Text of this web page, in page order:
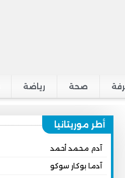
صحة رياضة
أطر موريتانيا
آدم محمد أحمد
آدما بوكار سوكو